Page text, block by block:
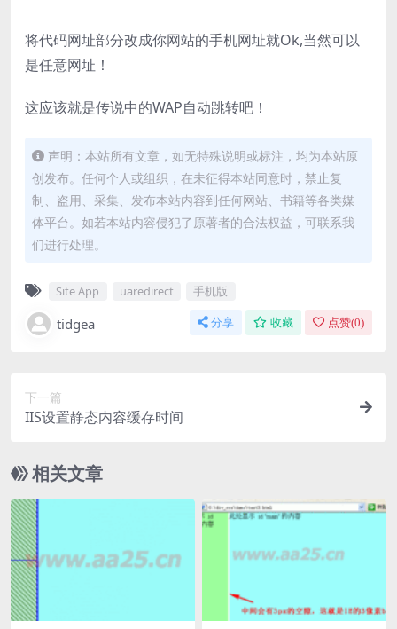
将代码网址部分改成你网站的手机网址就Ok,当然可以
是任意网址！
这应该就是传说中的WAP自动跳转吧！
声明：本站所有文章，如无特殊说明或标注，均为本站原
创发布。任何个人或组织，在未征得本站同意时，禁止复
制、盗用、采集、发布本站内容到任何网站、书籍等各类媒
体平台。如若本站内容侵犯了原著者的合法权益，可联系我
们进行处理。
Site App uaredirect 手机版
tidgea 分享 收藏 点赞(0)
下一篇
IIS设置静态内容缓存时间
相关文章